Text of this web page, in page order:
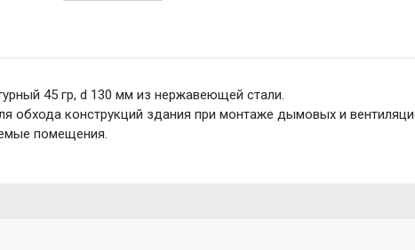
45 гр, d 130 мм из нержавеющей стали.
обхода конструкций здания при монтаже дымовых и
помещения.